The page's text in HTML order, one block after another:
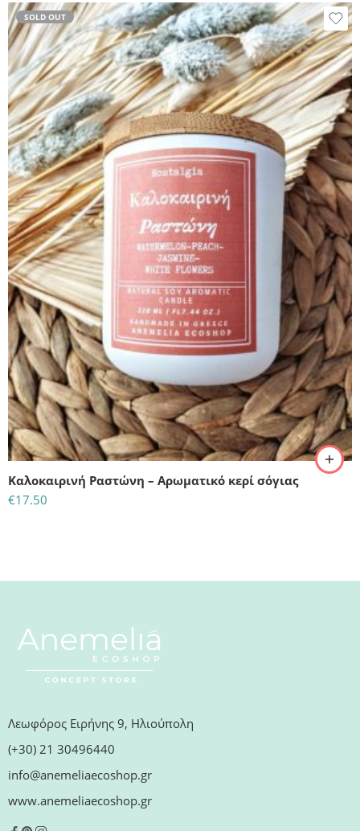
SOLD OUT
Καλοκαιρινή Ραστώνη – Αρωματικό κερί σόγιας
€17.50
Λεωφόρος Ειρήνης 9, Ηλιούπολη
(+30) 21 30496440
info@anemeliaecoshop.gr
www.anemeliaecoshop.gr